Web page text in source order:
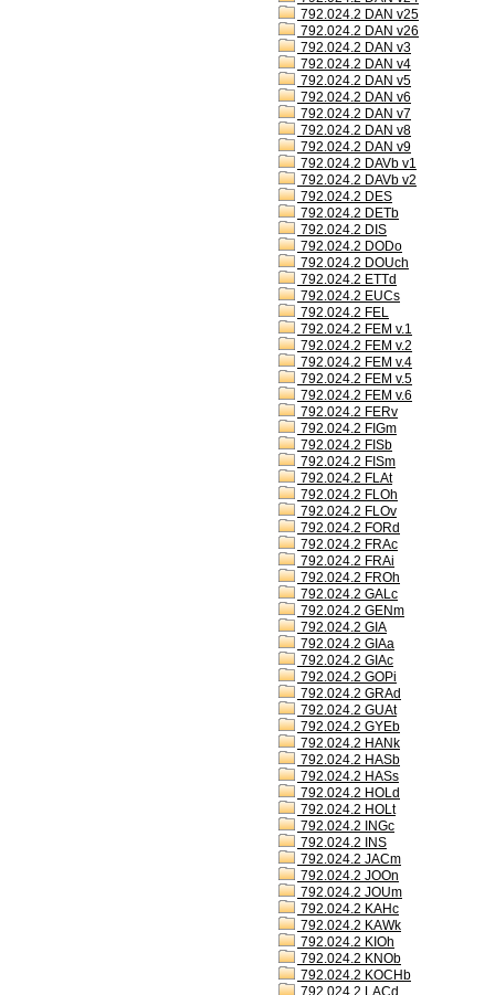
792.024.2 DAN v25
792.024.2 DAN v26
792.024.2 DAN v3
792.024.2 DAN v4
792.024.2 DAN v5
792.024.2 DAN v6
792.024.2 DAN v7
792.024.2 DAN v8
792.024.2 DAN v9
792.024.2 DAVb v1
792.024.2 DAVb v2
792.024.2 DES
792.024.2 DETb
792.024.2 DIS
792.024.2 DODo
792.024.2 DOUch
792.024.2 ETTd
792.024.2 EUCs
792.024.2 FEL
792.024.2 FEM v.1
792.024.2 FEM v.2
792.024.2 FEM v.4
792.024.2 FEM v.5
792.024.2 FEM v.6
792.024.2 FERv
792.024.2 FIGm
792.024.2 FISb
792.024.2 FISm
792.024.2 FLAt
792.024.2 FLOh
792.024.2 FLOv
792.024.2 FORd
792.024.2 FRAc
792.024.2 FRAi
792.024.2 FROh
792.024.2 GALc
792.024.2 GENm
792.024.2 GIA
792.024.2 GIAa
792.024.2 GIAc
792.024.2 GOPi
792.024.2 GRAd
792.024.2 GUAt
792.024.2 GYEb
792.024.2 HANk
792.024.2 HASb
792.024.2 HASs
792.024.2 HOLd
792.024.2 HOLt
792.024.2 INGc
792.024.2 INS
792.024.2 JACm
792.024.2 JOOn
792.024.2 JOUm
792.024.2 KAHc
792.024.2 KAWk
792.024.2 KIOh
792.024.2 KNOb
792.024.2 KOCHb
792.024.2 LACd